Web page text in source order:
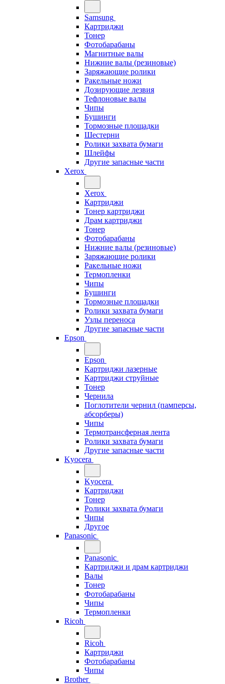
Samsung
Картриджи
Тонер
Фотобарабаны
Магнитные валы
Нижние валы (резиновые)
Заряжающие ролики
Ракельные ножи
Дозирующие лезвия
Тефлоновые валы
Чипы
Бушинги
Тормозные площадки
Шестерни
Ролики захвата бумаги
Шлейфы
Другие запасные части
Xerox
Xerox
Картриджи
Тонер картриджи
Драм картриджи
Тонер
Фотобарабаны
Нижние валы (резиновые)
Заряжающие ролики
Ракельные ножи
Термопленки
Чипы
Бушинги
Тормозные площадки
Ролики захвата бумаги
Узлы переноса
Другие запасные части
Epson
Epson
Картриджи лазерные
Картриджи струйные
Тонер
Чернила
Поглотители чернил (памперсы,
абсорберы)
Чипы
Термотрансферная лента
Ролики захвата бумаги
Другие запасные части
Kyocera
Kyocera
Картриджи
Тонер
Ролики захвата бумаги
Чипы
Другое
Panasonic
Panasonic
Картриджи и драм картриджи
Валы
Тонер
Фотобарабаны
Чипы
Термопленки
Ricoh
Ricoh
Картриджи
Фотобарабаны
Чипы
Brother